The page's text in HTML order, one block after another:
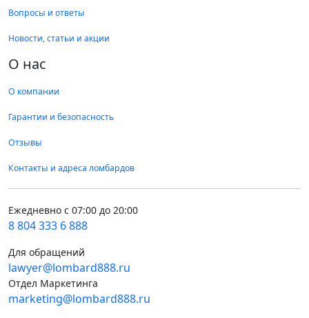
Вопросы и ответы
Новости, статьи и акции
О нас
О компании
Гарантии и безопасность
Отзывы
Контакты и адреса ломбардов
Ежедневно с 07:00 до 20:00
8 804 333 6 888
Для обращений
lawyer@lombard888.ru
Отдел Маркетинга
marketing@lombard888.ru